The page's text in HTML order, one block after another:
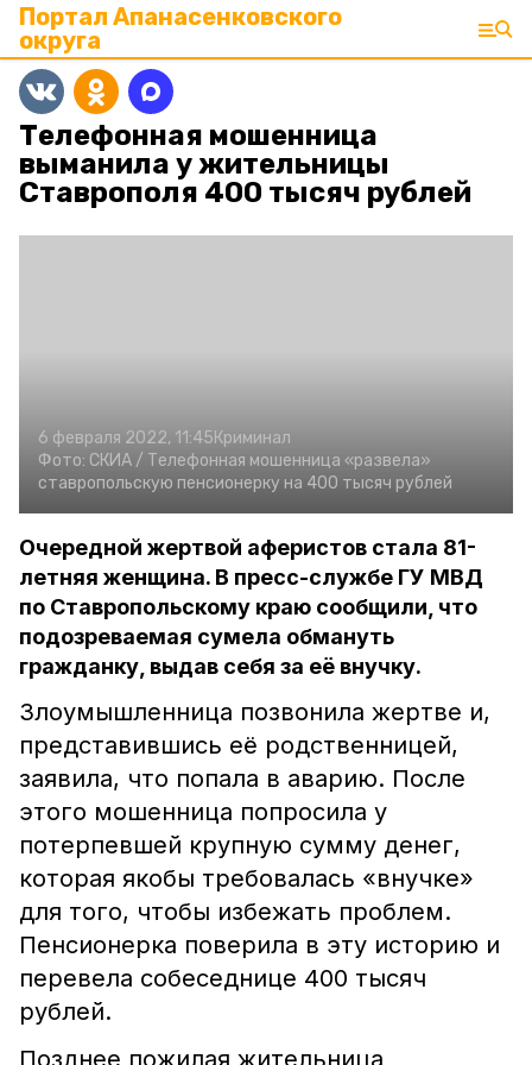
Портал Апанасенковского
округа
Телефонная мошенница
выманила у жительницы
Ставрополя 400 тысяч рублей
6 февраля 2022, 11:45Криминал
Фото: СКИА / Телефонная мошенница «развела»
ставропольскую пенсионерку на 400 тысяч рублей
Очередной жертвой аферистов стала 81-
летняя женщина. В пресс-службе ГУ МВД
по Ставропольскому краю сообщили, что
подозреваемая сумела обмануть
гражданку, выдав себя за её внучку.
Злоумышленница позвонила жертве и,
представившись её родственницей,
заявила, что попала в аварию. После
этого мошенница попросила у
потерпевшей крупную сумму денег,
которая якобы требовалась «внучке»
для того, чтобы избежать проблем.
Пенсионерка поверила в эту историю и
перевела собеседнице 400 тысяч
рублей.
Позднее пожилая жительница